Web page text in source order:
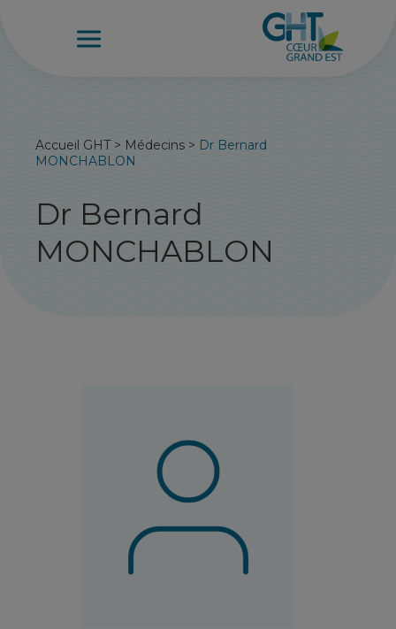
Accueil GHT> Médecins > Dr Bernard
MONCHABLON
Dr Bernard
MONCHABLON